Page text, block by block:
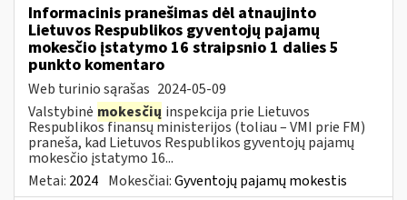
Informacinis pranešimas dėl atnaujinto
Lietuvos Respublikos gyventojų pajamų
mokesčio įstatymo 16 straipsnio 1 dalies 5
punkto komentaro
Web turinio sąrašas 2024-05-09
Valstybinė mokesčių inspekcija prie Lietuvos
Respublikos finansų ministerijos (toliau – VMI prie FM)
praneša, kad Lietuvos Respublikos gyventojų pajamų
mokesčio įstatymo 16...
Metai: 2024 Mokesčiai:Gyventojų pajamų mokestis